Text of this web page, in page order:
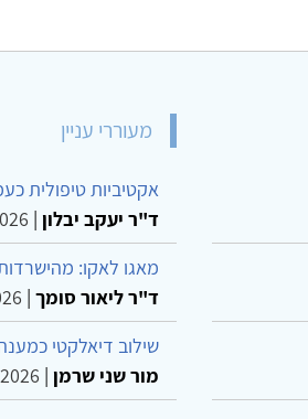
מעוררי עניין
אקטיביות טיפולית
ד"ר יעקב יבלון|
מאגו לאקו: